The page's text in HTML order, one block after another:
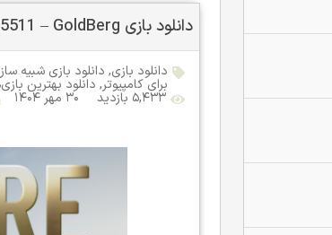
دانلود بازی Out of Ore Build 20435511 – GoldBerg برای کامپیوتر
دانلود بازی, دانلود بازی شبیه
برای کامپیوتر, دانلود بهترین
۵,۴۳۳ بازدید ۳۰ مهر ۱۴۰۴